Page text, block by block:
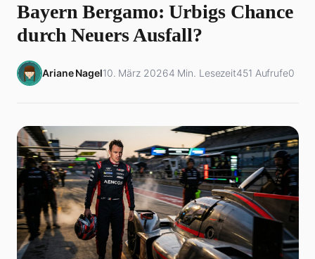
Bayern Bergamo: Urbigs Chance
durch Neuers Ausfall?
Ariane Nagel10. März 20264 Min. Lesezeit451 Aufrufe0